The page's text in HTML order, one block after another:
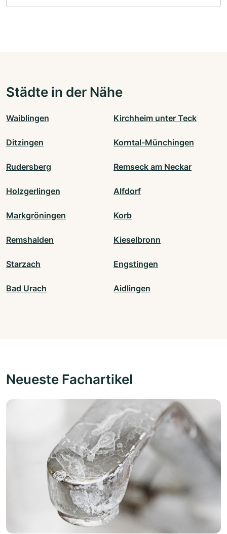
Städte in der Nähe
Waiblingen Kirchheim unter Teck
Ditzingen Korntal-Münchingen
Rudersberg Remseck am Neckar
Holzgerlingen Alfdorf
Markgröningen Korb
Remshalden Kieselbronn
Starzach Engstingen
Bad Urach Aidlingen
Neueste Fachartikel